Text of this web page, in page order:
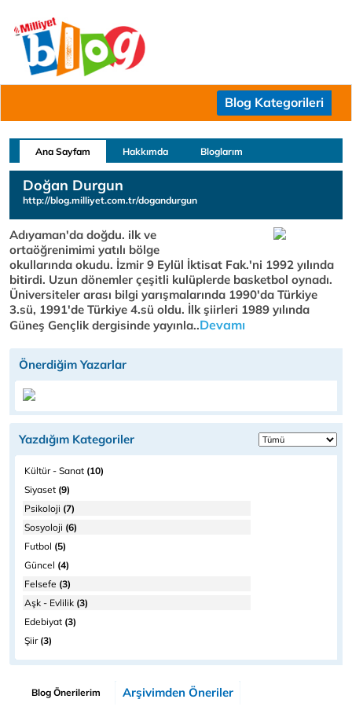
Blog Kategorileri
Ana Sayfam Hakkımda Bloglarım
Doğan Durgun
http://blog.milliyet.com.tr/dogandurgun
Adıyaman'da doğdu. ilk ve
ortaöğrenimimi yatılı bölge
okullarında okudu. İzmir 9 Eylül İktisat Fak.'ni 1992 yılında
bitirdi. Uzun dönemler çeşitli kulüplerde basketbol oynadı.
Üniversiteler arası bilgi yarışmalarında 1990'da Türkiye
3.sü, 1991'de Türkiye 4.sü oldu. İlk şiirleri 1989 yılında
Güneş Gençlik dergisinde yayınla..Devamı
Önerdiğim Yazarlar
Yazdığım Kategoriler
Kültür - Sanat (10)
Siyaset (9)
Psikoloji (7)
Sosyoloji (6)
Futbol (5)
Güncel (4)
Felsefe (3)
Aşk - Evlilik (3)
Edebiyat (3)
Şiir(3)
Blog Önerilerim Arşivimden Öneriler